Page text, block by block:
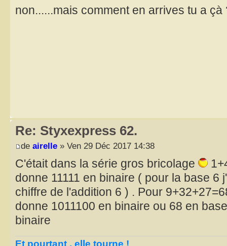
non......mais comment en arrives tu a
Re: Styxexpress 62.
de airelle » Ven 29 Déc 2017 14:38
C'était dans la série gros bricolage
donne 11111 en binaire ( pour la base 6
chiffre de l'addition 6 ) . Pour
donne 1011100 en binaire ou 68 en
binaire
Et pourtant , elle tourne !